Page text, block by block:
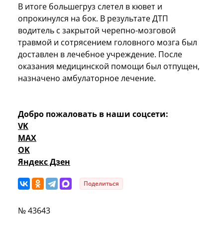
В итоге большегруз слетел в кювет и
опрокинулся на бок. В результате ДТП
водитель с закрытой черепно-мозговой
травмой и сотрясением головного мозга был
доставлен в лечебное учреждение. После
оказания медицинской помощи был отпущен,
назначено амбулаторное лечение.
Добро пожаловать в наши соцсети:
VK
MAX
OK
Яндекс Дзен
Поделиться
№ 43643